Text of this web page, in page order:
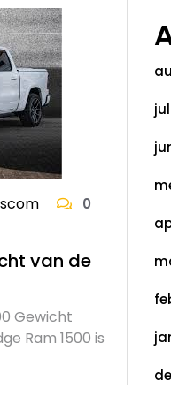
0
van de
Gewicht
Ram 1500 is